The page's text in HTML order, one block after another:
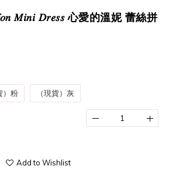
𝑀𝑖𝑛𝑖 𝐷𝑟𝑒𝑠𝑠 心愛的溫妮 蕾絲拼
）粉 （現貨）灰
Add to Wishlist